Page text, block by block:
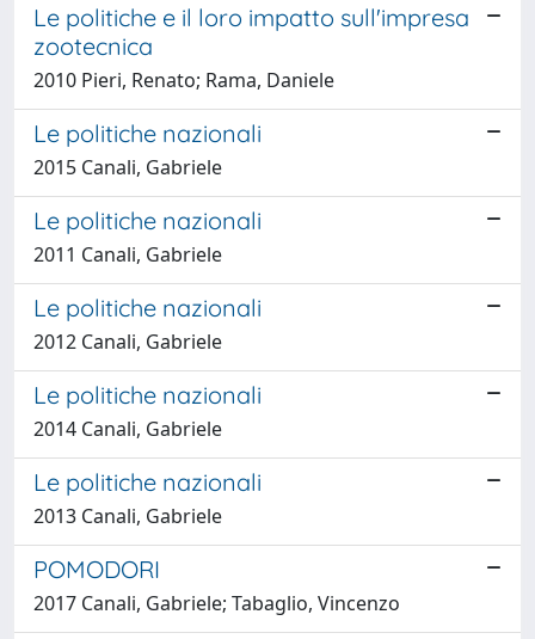
Le politiche e il loro impatto sull'impresa
zootecnica
2010 Pieri, Renato; Rama, Daniele
Le politiche nazionali
2015 Canali, Gabriele
Le politiche nazionali
2011 Canali, Gabriele
Le politiche nazionali
2012 Canali, Gabriele
Le politiche nazionali
2014 Canali, Gabriele
Le politiche nazionali
2013 Canali, Gabriele
POMODORI
2017 Canali, Gabriele; Tabaglio, Vincenzo